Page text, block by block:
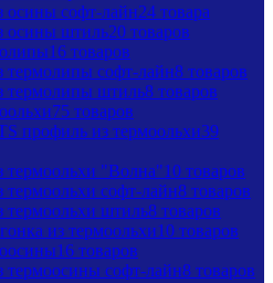
осины софт-лайн24 товара
осины штиль20 товаров
16 товаров
термолипы софт-лайн8 товаров
термолипы штиль8 товаров
75 товаров
профиль из термоольхи39
термоольхи "Волна"10 товаров
термоольхи софт-лайн8 товаров
термоольхи штиль8 товаров
из термоольхи10 товаров
16 товаров
термоосины софт-лайн8 товаров